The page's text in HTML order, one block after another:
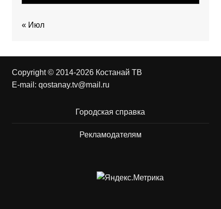
« Июл
Copyright © 2014-2026 Костанай ТВ
E-mail: qostanay.tv@mail.ru
Городская справка
Рекламодателям